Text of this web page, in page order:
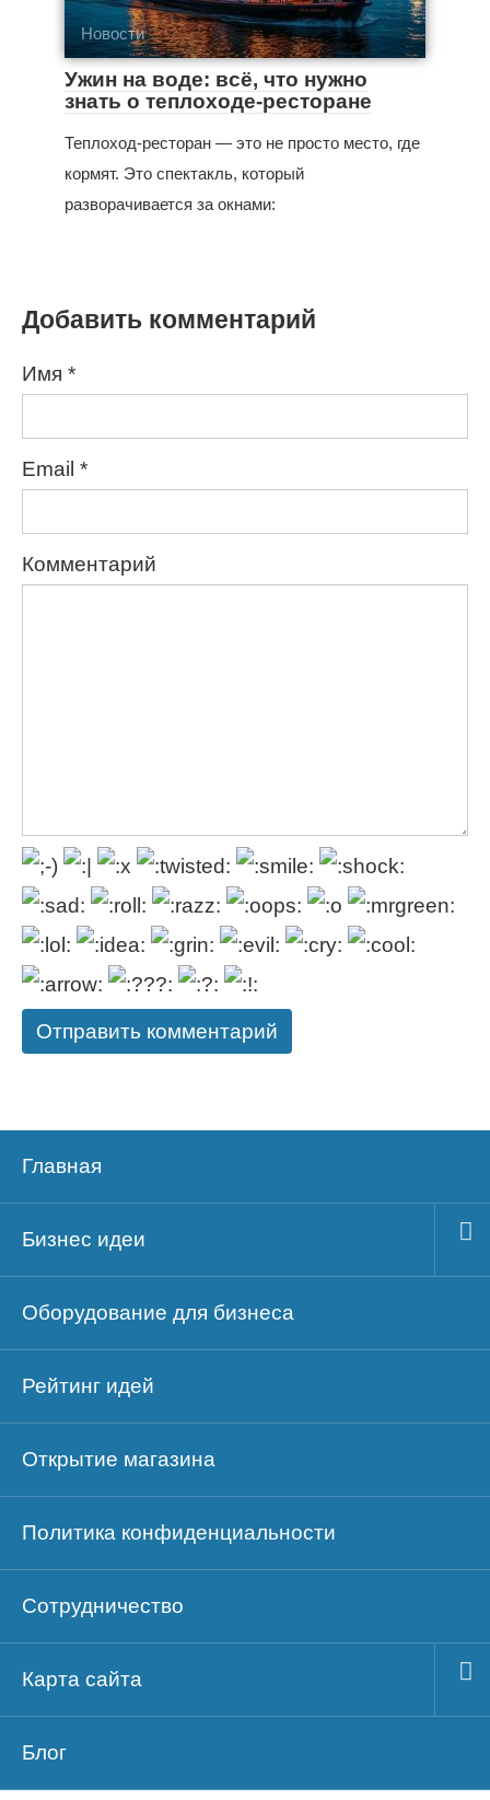
Новости
Ужин на воде: всё, что нужно
знать о теплоходе-ресторане
Теплоход-ресторан — это не просто место, где
кормят. Это спектакль, который
разворачивается за окнами:
Добавить комментарий
Имя *
Email *
Комментарий
Главная
Бизнес идеи
Оборудование для бизнеса
Рейтинг идей
Открытие магазина
Политика конфиденциальности
Сотрудничество
Карта сайта
Блог